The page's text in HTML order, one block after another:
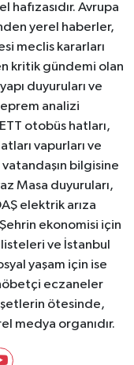
Avrupa
yerel haberler,
meclis kararları
kritik gündemi olan
duyuruları ve
analizi
otobüs hatları,
vapurları ve
bilgisine
Masa duyuruları,
elektrik arıza
ekonomisi için
ve İstanbul
yaşam için ise
eczaneler
ötesinde,
medya organıdır.